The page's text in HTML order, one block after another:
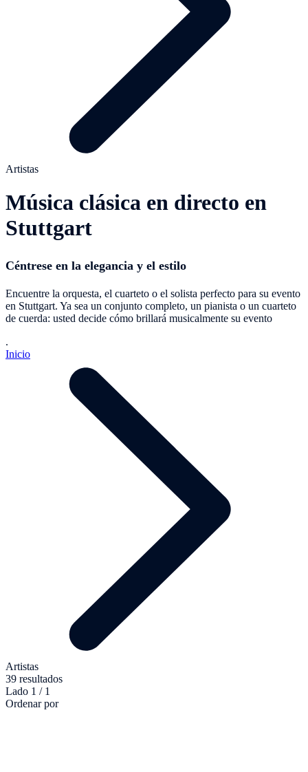
Artistas
Música clásica en directo en
Stuttgart
Céntrese en la elegancia y el estilo
Encuentre la orquesta, el cuarteto o el solista perfecto para su evento
en Stuttgart. Ya sea un conjunto completo, un pianista o un cuarteto
de cuerda: usted decide cómo brillará musicalmente su evento
.
Inicio
Artistas
39 resultados
Lado 1 / 1
Ordenar por